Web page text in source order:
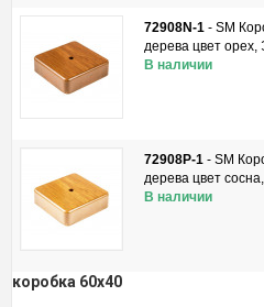
72908N-1 - SM
дерева цвет орех,
В наличии
72908P-1 - SM
дерева цвет
В наличии
коробка 60x40